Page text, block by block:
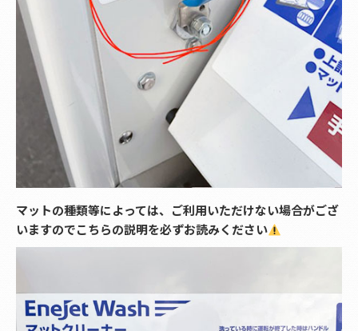
マットの種類等によっては、ご利用いただけない場合がござ
いますのでこちらの説明を必ずお読みください